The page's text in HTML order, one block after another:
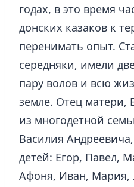
годах, в это время
донских казаков к
перенимать опыт.
середняки, имели
пару волов и всю
земле. Отец матери,
из многодетной
Василия
детей: Егор, Павел,
Афоня, Иван, Мария,